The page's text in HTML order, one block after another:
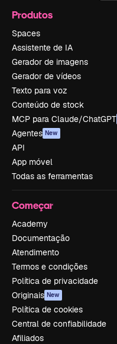
Produtos
Spaces
Assistente de IA
Gerador de imagens
Gerador de vídeos
Texto para voz
Conteúdo de stock
MCP para Claude/ChatGPT
Agentes New
API
App móvel
Todas as ferramentas
Começar
Academy
Documentação
Atendimento
Termos e condições
Política de privacidade
Originais New
Política de cookies
Central de confiabilidade
Afiliados